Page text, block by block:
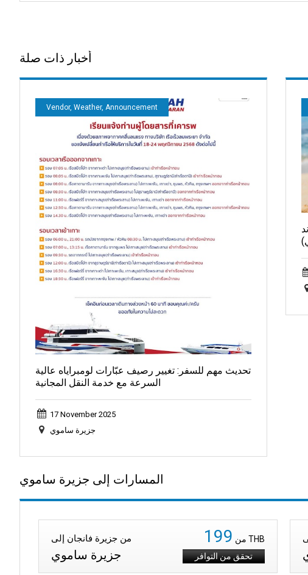
أخبار ذات صلة
Vendor, Weather, Announcement
تحديث مهم للسفر: تغيير رصيف عبّارات لومبراياه عالية
السرعة مع خدمة النقل المجانية
17 November 2025
جزيرة ساموي
المسارات إلى جزيرة ساموي
من جزيرة فانجان إلى
جزيرة ساموي
من 199
THB
تحقق من التوافر